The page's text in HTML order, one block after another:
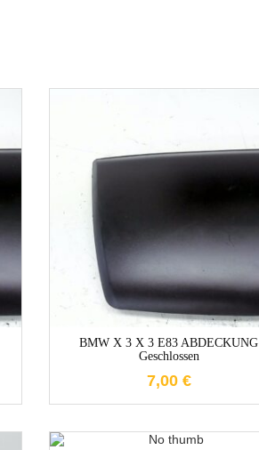
BMW X 3 X 3 E83 ABDECKUNG
Geschlossen
7,00 €
1-3 Werktage